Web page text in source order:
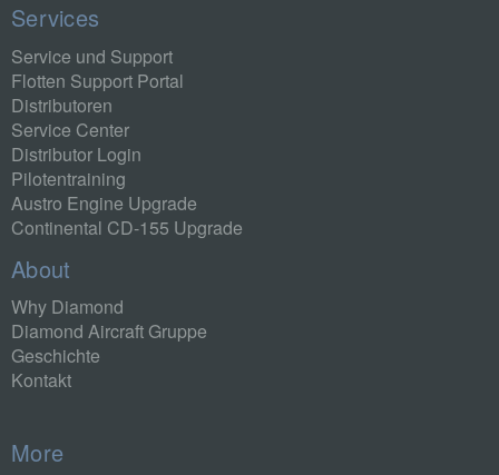
Services
Service und Support
Flotten Support Portal
Distributoren
Service Center
Distributor Login
Pilotentraining
Austro Engine Upgrade
Continental CD-155 Upgrade
About
Why Diamond
Diamond Aircraft Gruppe
Geschichte
Kontakt
More